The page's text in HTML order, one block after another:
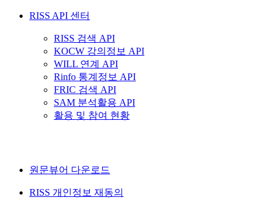
RISS API 센터
RISS 검색 API
KOCW 강의정보 API
WILL 연계 API
Rinfo 통계정보 API
FRIC 검색 API
SAM 분석활용 API
활용 및 참여 현황
원문뷰어 다운로드
RISS 개인정보 재동의